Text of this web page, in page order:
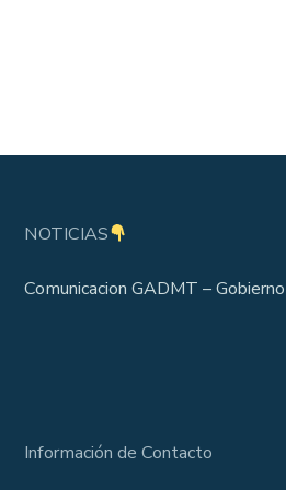
NOTICIAS
Comunicacion GADMT –
Información de Contacto